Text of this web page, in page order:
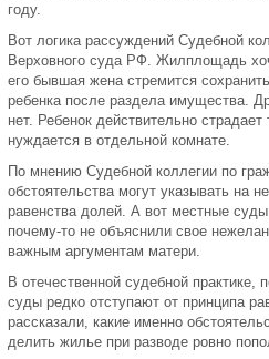
году.
Вот логика рассуждений Судебной
Верховного суда РФ. Жилплощадь
его бывшая жена стремится
ребенка после раздела имущества.
нет. Ребенок действительно
нуждается в отдельной комнате.
По мнению Судебной коллегии по
обстоятельства могут указывать на
равенства долей. А вот местные
почему-то не объяснили свое
важным аргументам матери.
В отечественной судебной практике,
суды редко отступают от принципа
рассказали, какие именно
делить жилье при разводе ровно